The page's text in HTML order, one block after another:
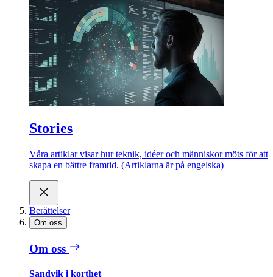
Stories
Våra artiklar visar hur teknik, idéer och människor möts för att
skapa en bättre framtid. (Artiklarna är på engelska)
Berättelser
Om oss
Om oss
Sandvik i korthet